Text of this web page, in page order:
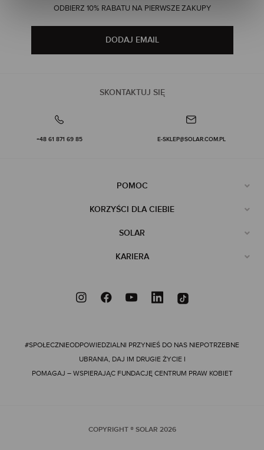
SKONTAKTUJ SIĘ
+48 61 871 69 85 E-SKLEP@SOLAR.COM.PL
ODBIERZ 10% RABATU NA PIERWSZE ZAKUPY
DODAJ EMAIL
POMOC
KORZYŚCI DLA CIEBIE
SOLAR
KARIERA
#SPOŁECZNIEODPOWIEDZIALNI PRZYNIEŚ DO NAS NIEPOTRZEBNE
UBRANIA, DAJ IM DRUGIE ŻYCIE I
POMAGAJ – WSPIERAJĄC FUNDACJĘ CENTRUM PRAW KOBIET
COPYRIGHT ® SOLAR 2026